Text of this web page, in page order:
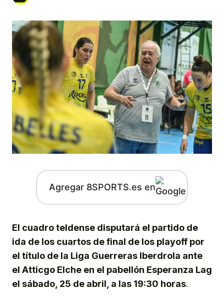
Agregar 8SPORTS.es en
El cuadro teldense disputará el partido de
ida de los cuartos de final de los playoff por
el título de la Liga Guerreras Iberdrola ante
el Atticgo Elche en el pabellón Esperanza Lag
el sábado, 25 de abril, a las 19:30 horas.